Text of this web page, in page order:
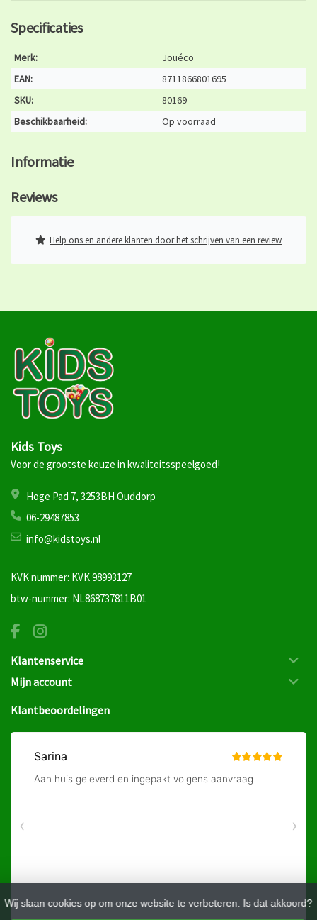
Wij slaan cookies op om onze website te verbeteren. Is dat akkoord?
Specificaties
Merk:
Jouéco
EAN:
8711866801695
SKU:
80169
Beschikbaarheid:
Op voorraad
Informatie
Reviews
Help ons en andere klanten door het schrijven van een review
Kids Toys
Voor de grootste keuze in kwaliteitsspeelgoed!
Hoge Pad 7, 3253BH Ouddorp
06-29487853
info@kidstoys.nl
KVK nummer: KVK 98993127
btw-nummer: NL868737811B01
Klantenservice
Mijn account
Klantbeoordelingen